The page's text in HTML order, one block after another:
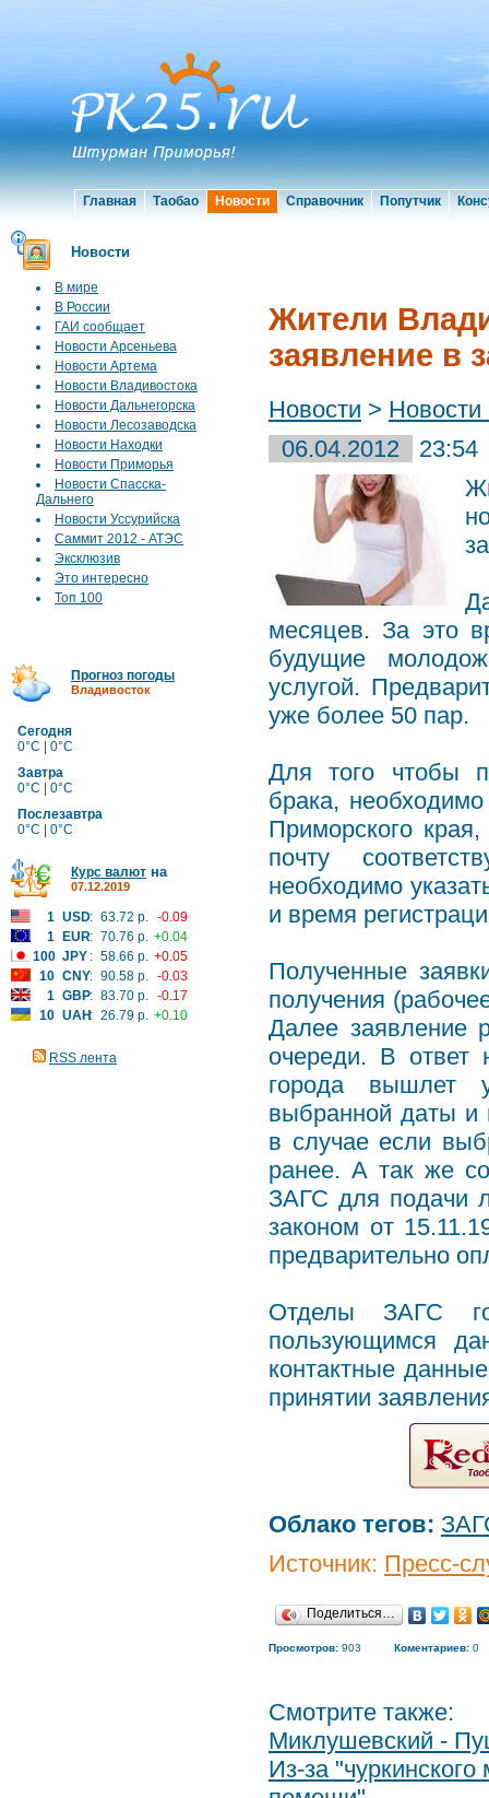
Главная Таобао Новости Справочник Попутчик
Новости
В мире
В России
ГАИ сообщает
Новости Арсеньева
Новости Артема
Новости Владивостока
Новости Дальнегорска
Новости Лесозаводска
Новости Находки
Новости Приморья
Новости Спасска-
Дальнего
Новости Уссурийска
Саммит 2012 - АТЭС
Эксклюзив
Это интересно
Топ 100
Прогноз погоды
Владивосток
Сегодня
0°C | 0°C
Завтра
0°C | 0°C
Послезавтра
0°C | 0°C
Курс валют на
07.12.2019
1 USD: 63.72 р. -0.09
1
EUR: 70.76 р. +0.04
100 JPY : 58.66 р. +0.05
10 CNY: 90.58 р. -0.03
1 GBP: 83.70 р. -0.17
10 UAH: 26.79 р. +0.10
RSS лента
Жители
заявление в
Новости > Новости
06.04.2012
23:54
месяцев. За это
будущие
услугой.
уже более 50 пар.
Для того чтобы
брака,
Приморского
почту
необходимо
и время
Полученные
получения
Далее заявление
очереди. В ответ
города вышлет
выбранной даты и
в случае если
ранее. А так же
ЗАГС для подачи
законом от
предварительно
Отделы ЗАГС
пользующимся
контактные
принятии
Облако тегов:
Источник: Пресс-
Поделиться…
Просмотров: 903 Коментариев: 0
Смотрите также:
Миклушевский -
Из-за